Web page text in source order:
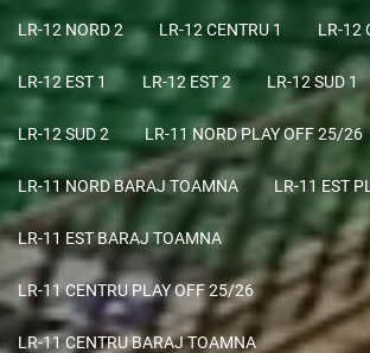
LR-12 NORD 2 LR-12 CENTRU 1 LR-12
LR-12 EST 1 LR-12 EST 2 LR-12 SUD 1
LR-12 SUD 2 LR-11 NORD PLAY OFF 25/26
LR-11 NORD BARAJ TOAMNA LR-11 EST
LR-11 EST BARAJ TOAMNA
LR-11 CENTRU PLAY OFF 25/26
LR-11 CENTRU BARAJ TOAMNA